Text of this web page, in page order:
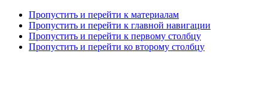
Пропустить и перейти к материалам
Пропустить и перейти к главной навигации
Пропустить и перейти к первому столбцу
Пропустить и перейти ко второму столбцу